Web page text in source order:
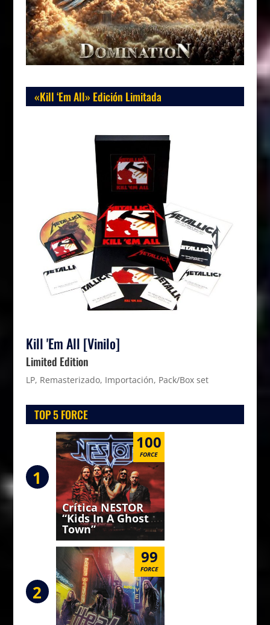
«Kill ‘Em All» Edición Limitada
Kill 'Em All [Vinilo]
Limited Edition
LP, Remasterizado, Importación, Pack/Box set
TOP 5 FORCE
1
100
FORCE
Crítica NESTOR
“Kids In A Ghost
Town”
2
99
FORCE